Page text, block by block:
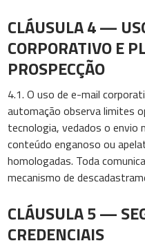
CLÁUSULA 4 —
CORPORATIVO E
PROSPECÇÃO
4.1. O uso de e-mail
automação observa limites
tecnologia, vedados o envio
conteúdo enganoso ou
homologadas. Toda
mecanismo de
CLÁUSULA 5 —
CREDENCIAIS